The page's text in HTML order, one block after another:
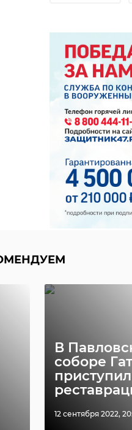
В
соборе
12 сентября 2022,
Фото: Пресс-
области